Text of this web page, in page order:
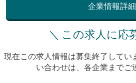
企業情報詳細
＼ この求人に応
現在この求人情報は募集終了してい
い合わせは、各企業までご